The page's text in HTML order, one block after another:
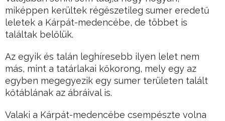
miképpen kerültek régészetileg sumer eredetű
leletek a Kárpát-medencébe, de többet is
találtak belőlük.
Az egyik és talán leghíresebb ilyen lelet nem
más, mint a tatárlakai kőkorong, mely egy az
egyben megegyezik egy sumer területen talált
kőtáblának az ábráival is.
Valaki a Kárpát-medencébe csempészte volna